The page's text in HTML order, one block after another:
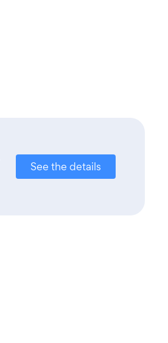
See the details